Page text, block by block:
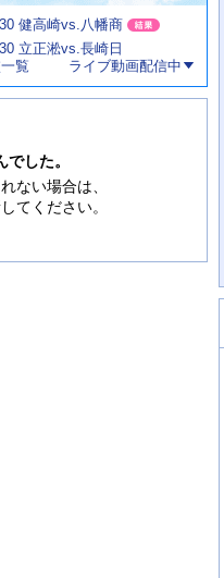
健高崎vs.八幡商
立正淞vs.長崎日
覧 ライブ動画配信中
した。
ない場合は、
てください。